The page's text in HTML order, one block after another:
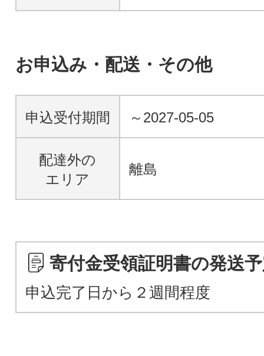
お申込み・配送・その他
申込受付期間 ～2027-05-05
配達外の
エリア
離島
寄付金受領証明書の発送
申込完了日から２週間程度